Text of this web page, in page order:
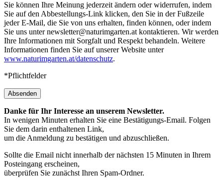
Sie können Ihre Meinung jederzeit ändern oder widerrufen, indem
Sie auf den Abbestellungs-Link klicken, den Sie in der Fußzeile
jeder E-Mail, die Sie von uns erhalten, finden können, oder indem
Sie uns unter newsletter@naturimgarten.at kontaktieren. Wir werden
Ihre Informationen mit Sorgfalt und Respekt behandeln. Weitere
Informationen finden Sie auf unserer Website unter
www.naturimgarten.at/datenschutz.
*Pflichtfelder
Absenden
Danke für Ihr Interesse an unserem Newsletter.
In wenigen Minuten erhalten Sie eine Bestätigungs-Email. Folgen
Sie dem darin enthaltenen Link,
um die Anmeldung zu bestätigen und abzuschließen.
Sollte die Email nicht innerhalb der nächsten 15 Minuten in Ihrem
Posteingang erscheinen,
überprüfen Sie zunächst Ihren Spam-Ordner.